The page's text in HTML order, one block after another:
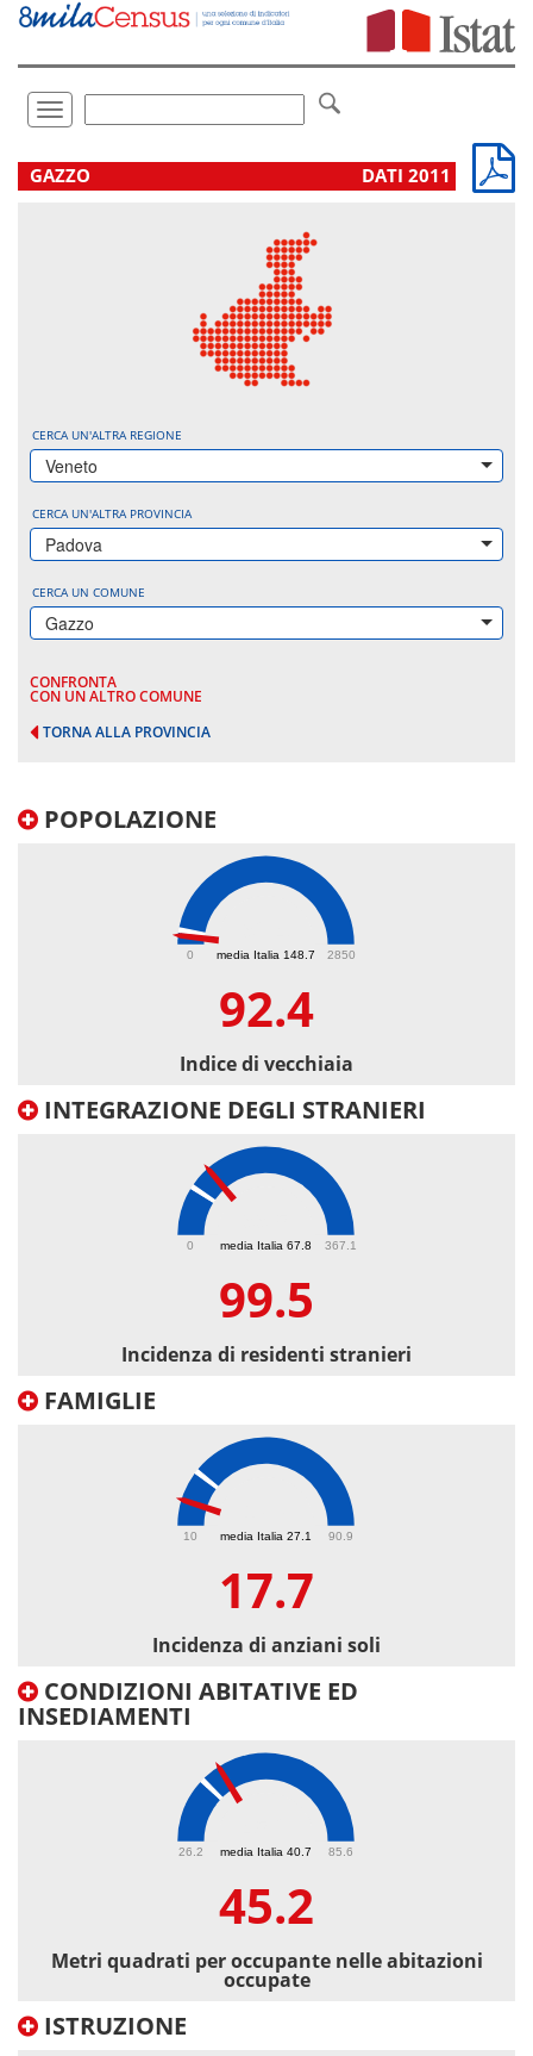
Vai
direttamente
Toggle
navigation
.
GAZZO DATI 2011
CERCA UN'ALTRA REGIONE
Veneto
CERCA UN'ALTRA PROVINCIA
Padova
CERCA UN COMUNE
Gazzo
CONFRONTA
CON UN ALTRO COMUNE
TORNA ALLA PROVINCIA
POPOLAZIONE
media Italia 148.7
0 2850
92.4
Indice di vecchiaia
INTEGRAZIONE DEGLI STRANIERI
media Italia 67.8
0 367.1
99.5
Incidenza di residenti stranieri
FAMIGLIE
media Italia 27.1
10 90.9
17.7
Incidenza di anziani soli
CONDIZIONI ABITATIVE ED
INSEDIAMENTI
media Italia 40.7
26.2 85.6
45.2
Metri quadrati per occupante nelle abitazioni
occupate
ISTRUZIONE